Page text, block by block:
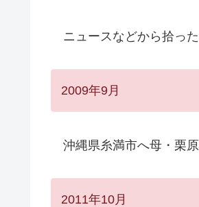
ニュースなどから拾った
2009年9月
沖縄県糸満市へ母・栗原
2011年10月